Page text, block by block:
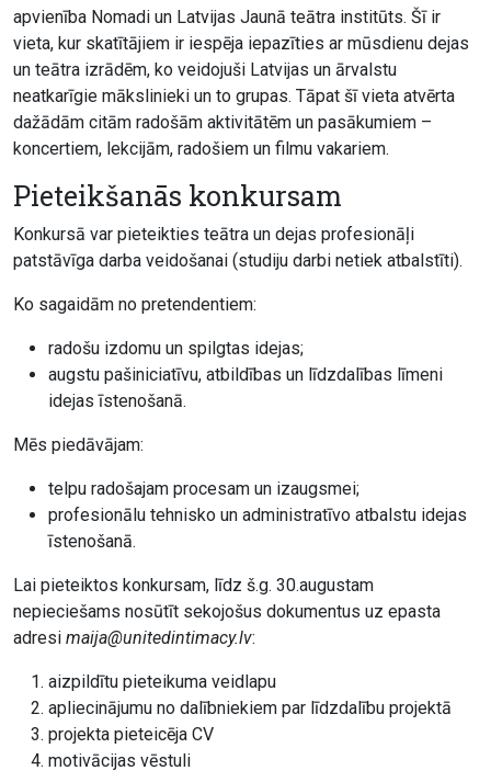
apvienība Nomadi un Latvijas Jaunā teātra institūts. Šī ir
vieta, kur skatītājiem ir iespēja iepazīties ar mūsdienu dejas
un teātra izrādēm, ko veidojuši Latvijas un ārvalstu
neatkarīgie mākslinieki un to grupas. Tāpat šī vieta atvērta
dažādām citām radošām aktivitātēm un pasākumiem –
koncertiem, lekcijām, radošiem un filmu vakariem.
Pieteikšanās konkursam
Konkursā var pieteikties teātra un dejas profesionāļi
patstāvīga darba veidošanai (studiju darbi netiek atbalstīti).
Ko sagaidām no pretendentiem:
radošu izdomu un spilgtas idejas;
augstu pašiniciatīvu, atbildības un līdzdalības līmeni
idejas īstenošanā.
Mēs piedāvājam:
telpu radošajam procesam un izaugsmei;
profesionālu tehnisko un administratīvo atbalstu idejas
īstenošanā.
Lai pieteiktos konkursam, līdz š.g. 30.augustam
nepieciešams nosūtīt sekojošus dokumentus uz epasta
adresi maija@unitedintimacy.lv:
aizpildītu pieteikuma veidlapu
apliecinājumu no dalībniekiem par līdzdalību projektā
projekta pieteicēja CV
motivācijas vēstuli